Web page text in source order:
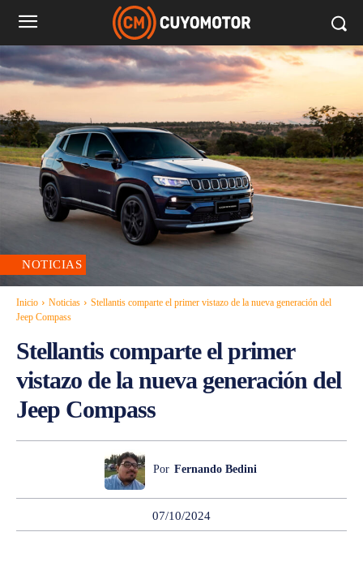
NOTICIAS
Inicio Noticias
Stellantis comparte el primer vistazo de la nueva generación del
Jeep Compass
Stellantis comparte el primer
vistazo de la nueva generación del
Jeep Compass
Por Fernando Bedini
07/10/2024